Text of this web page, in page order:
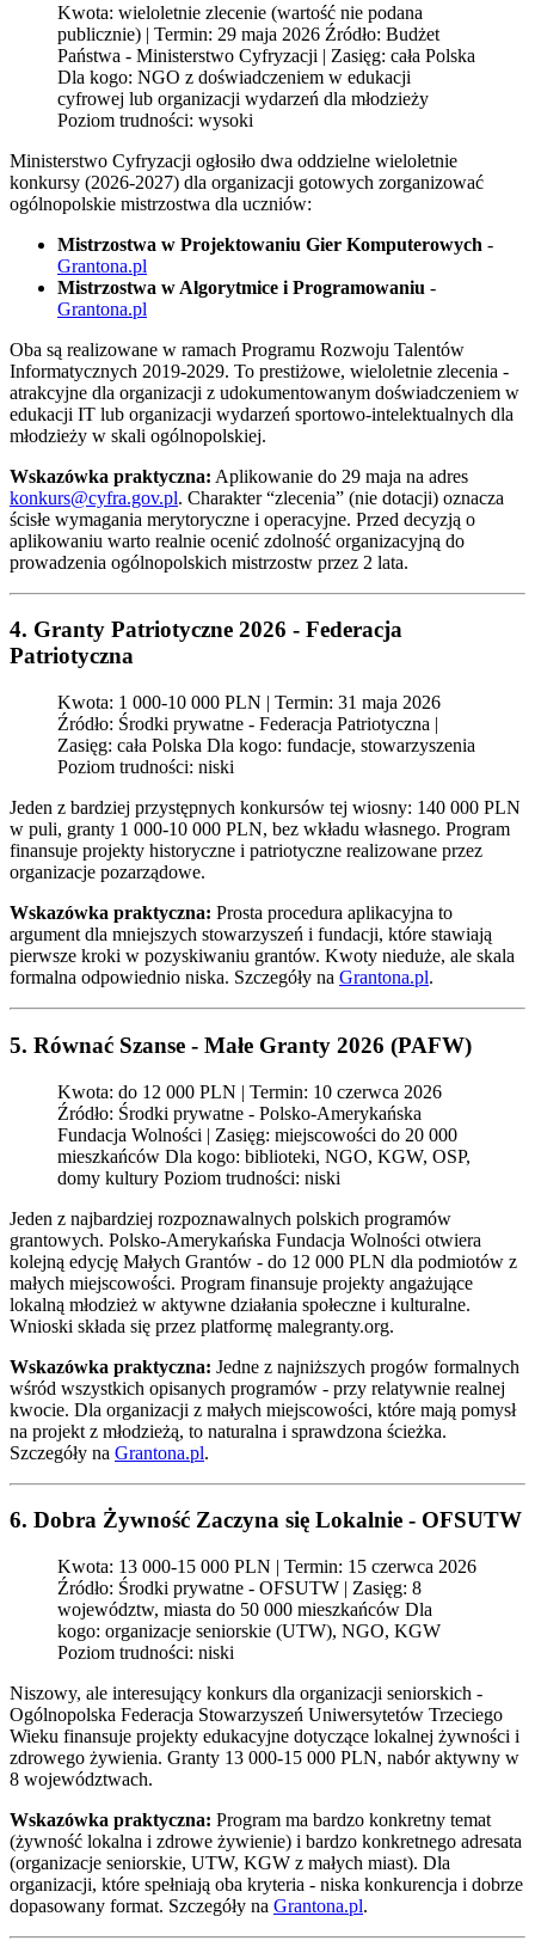
Kwota: wieloletnie zlecenie (wartość nie podana
publicznie) | Termin: 29 maja 2026 Źródło: Budżet
Państwa - Ministerstwo Cyfryzacji | Zasięg: cała Polska
Dla kogo: NGO z doświadczeniem w edukacji
cyfrowej lub organizacji wydarzeń dla młodzieży
Poziom trudności: wysoki
Ministerstwo Cyfryzacji ogłosiło dwa oddzielne wieloletnie
konkursy (2026-2027) dla organizacji gotowych zorganizować
ogólnopolskie mistrzostwa dla uczniów:
Mistrzostwa w Projektowaniu Gier Komputerowych -
Grantona.pl
Mistrzostwa w Algorytmice i Programowaniu -
Grantona.pl
Oba są realizowane w ramach Programu Rozwoju Talentów
Informatycznych 2019-2029. To prestiżowe, wieloletnie zlecenia -
atrakcyjne dla organizacji z udokumentowanym doświadczeniem w
edukacji IT lub organizacji wydarzeń sportowo-intelektualnych dla
młodzieży w skali ogólnopolskiej.
Wskazówka praktyczna: Aplikowanie do 29 maja na adres
konkurs@cyfra.gov.pl. Charakter “zlecenia” (nie dotacji) oznacza
ścisłe wymagania merytoryczne i operacyjne. Przed decyzją o
aplikowaniu warto realnie ocenić zdolność organizacyjną do
prowadzenia ogólnopolskich mistrzostw przez 2 lata.
4. Granty Patriotyczne 2026 - Federacja
Patriotyczna
Kwota: 1 000-10 000 PLN | Termin: 31 maja 2026
Źródło: Środki prywatne - Federacja Patriotyczna |
Zasięg: cała Polska Dla kogo: fundacje, stowarzyszenia
Poziom trudności: niski
Jeden z bardziej przystępnych konkursów tej wiosny: 140 000 PLN
w puli, granty 1 000-10 000 PLN, bez wkładu własnego. Program
finansuje projekty historyczne i patriotyczne realizowane przez
organizacje pozarządowe.
Wskazówka praktyczna: Prosta procedura aplikacyjna to
argument dla mniejszych stowarzyszeń i fundacji, które stawiają
pierwsze kroki w pozyskiwaniu grantów. Kwoty nieduże, ale skala
formalna odpowiednio niska. Szczegóły na Grantona.pl.
5. Równać Szanse - Małe Granty 2026 (PAFW)
Kwota: do 12 000 PLN | Termin: 10 czerwca 2026
Źródło: Środki prywatne - Polsko-Amerykańska
Fundacja Wolności | Zasięg: miejscowości do 20 000
mieszkańców Dla kogo: biblioteki, NGO, KGW, OSP,
domy kultury Poziom trudności: niski
Jeden z najbardziej rozpoznawalnych polskich programów
grantowych. Polsko-Amerykańska Fundacja Wolności otwiera
kolejną edycję Małych Grantów - do 12 000 PLN dla podmiotów z
małych miejscowości. Program finansuje projekty angażujące
lokalną młodzież w aktywne działania społeczne i kulturalne.
Wnioski składa się przez platformę malegranty.org.
Wskazówka praktyczna: Jedne z najniższych progów formalnych
wśród wszystkich opisanych programów - przy relatywnie realnej
kwocie. Dla organizacji z małych miejscowości, które mają pomysł
na projekt z młodzieżą, to naturalna i sprawdzona ścieżka.
Szczegóły na Grantona.pl.
6. Dobra Żywność Zaczyna się Lokalnie - OFSUTW
Kwota: 13 000-15 000 PLN | Termin: 15 czerwca 2026
Źródło: Środki prywatne - OFSUTW | Zasięg: 8
województw, miasta do 50 000 mieszkańców Dla
kogo: organizacje seniorskie (UTW), NGO, KGW
Poziom trudności: niski
Niszowy, ale interesujący konkurs dla organizacji seniorskich -
Ogólnopolska Federacja Stowarzyszeń Uniwersytetów Trzeciego
Wieku finansuje projekty edukacyjne dotyczące lokalnej żywności i
zdrowego żywienia. Granty 13 000-15 000 PLN, nabór aktywny w
8 województwach.
Wskazówka praktyczna: Program ma bardzo konkretny temat
(żywność lokalna i zdrowe żywienie) i bardzo konkretnego adresata
(organizacje seniorskie, UTW, KGW z małych miast). Dla
organizacji, które spełniają oba kryteria - niska konkurencja i dobrze
dopasowany format. Szczegóły na Grantona.pl.